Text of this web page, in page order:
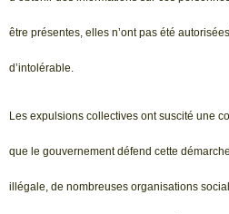
être présentes, elles n’ont pas été
d’intolérable.
Les expulsions collectives ont suscité une
que le gouvernement défend cette
illégale, de nombreuses organisations